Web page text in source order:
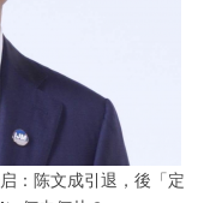
：陈文成引退，後「定